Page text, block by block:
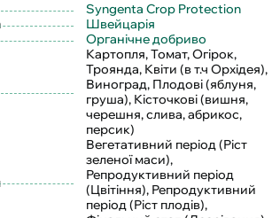
Syngenta Crop Protection
Швейцарія
Органічне добриво
Картопля, Томат, Огірок,
Троянда, Квіти (в т.ч Орхідея),
Виноград, Плодові (яблуня,
груша), Кісточкові (вишня,
черешня, слива, абрикос,
персик)
Вегетативний період (Ріст
зеленої маси),
Репродуктивний період
(Цвітіння), Репродуктивний
період (Ріст плодів),